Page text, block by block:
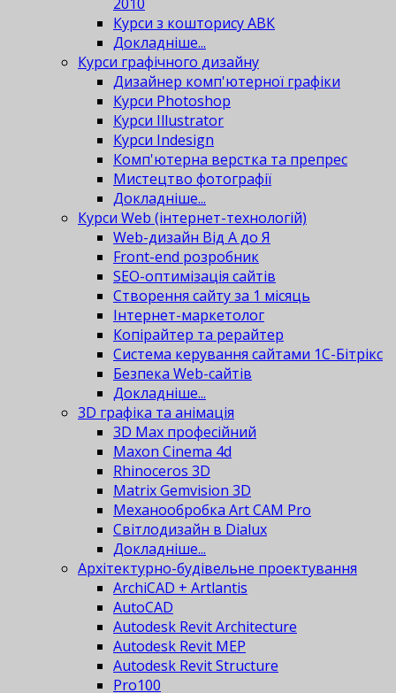
2010
Курси з кошторису АВК
Докладніше...
Курси графічного дизайну
Дизайнер комп'ютерної графіки
Курси Photoshop
Курси Illustrator
Курси Indesign
Комп'ютерна верстка та препрес
Мистецтво фотографії
Докладніше...
Курси Web (інтернет-технологій)
Web-дизайн Від А до Я
Front-end розробник
SEO-оптимізація сайтів
Створення сайту за 1 місяць
Інтернет-маркетолог
Копірайтер та рерайтер
Система керування сайтами 1С-Бітрікс
Безпека Web-сайтів
Докладніше...
3D графіка та анімація
3D Max професійний
Maxon Cinema 4d
Rhinoceros 3D
Matrix Gemvision 3D
Механообробка Art CAM Pro
Світлодизайн в Dialux
Докладніше...
Архітектурно-будівельне проектування
ArchiCAD + Artlantis
AutoCAD
Autodesk Revit Architecture
Autodesk Revit MEP
Autodesk Revit Structure
Pro100